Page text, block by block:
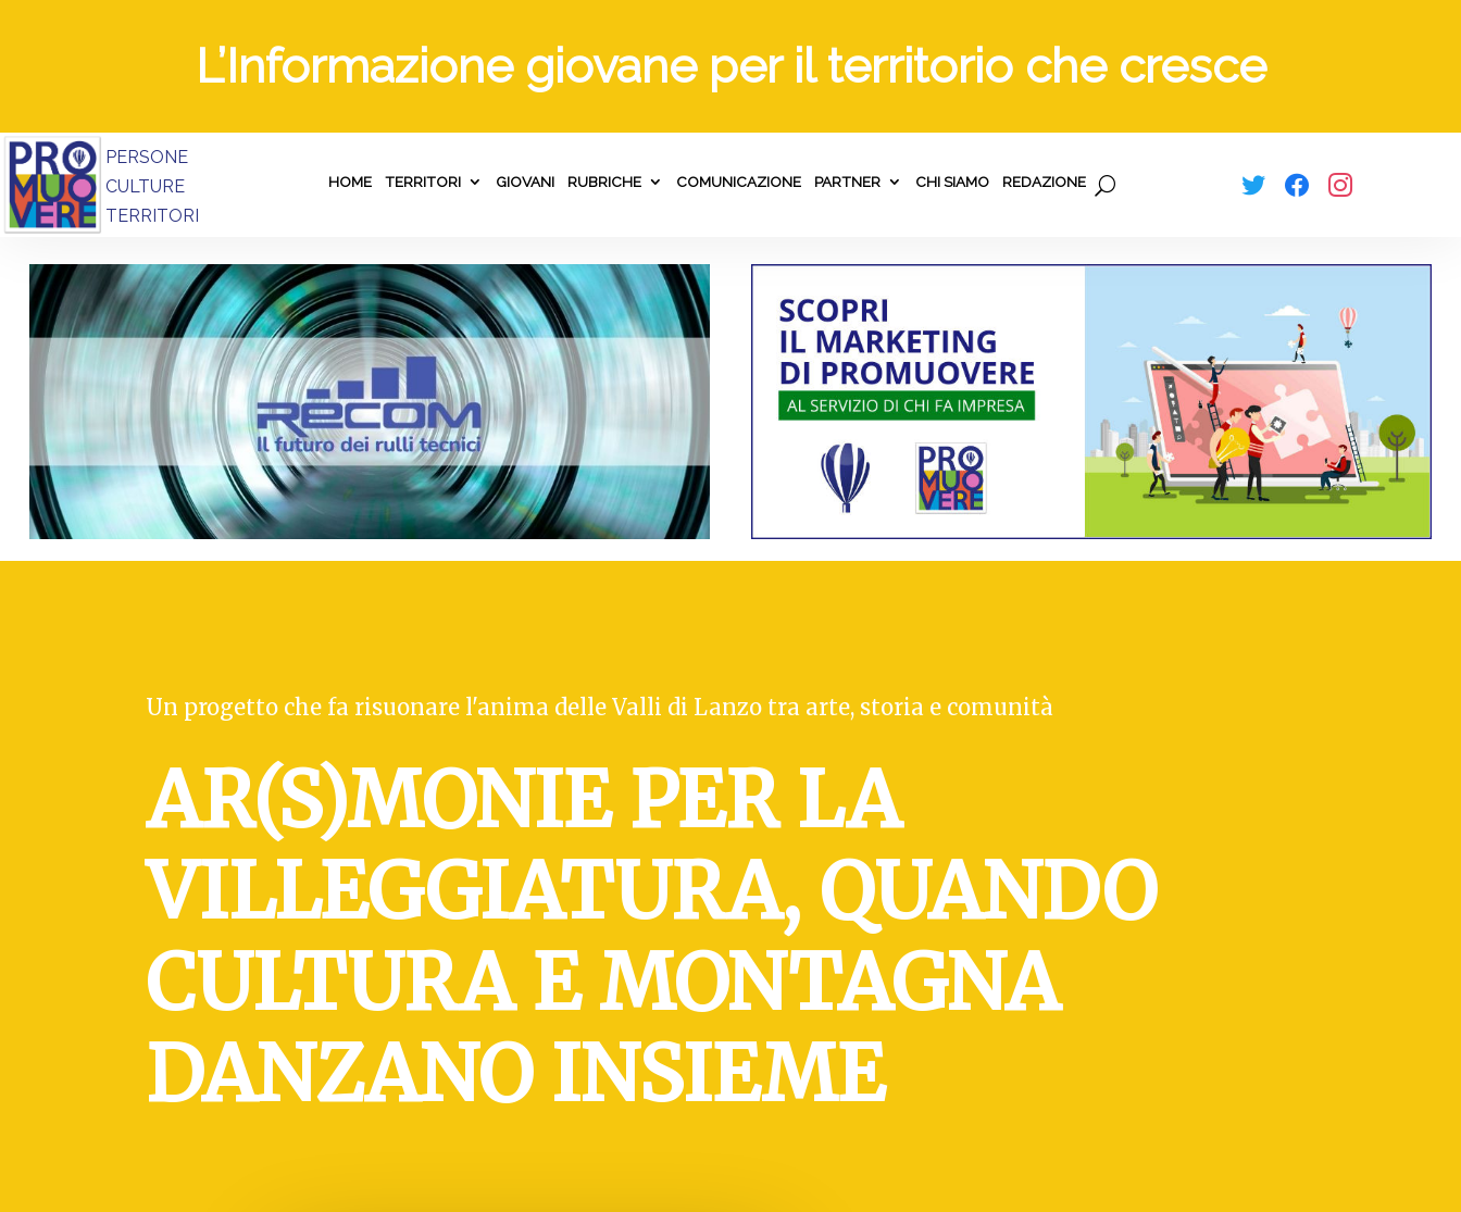
L’Informazione giovane per il territorio che cresce
PERSONE
CULTURE
TERRITORI
HOME TERRITORI GIOVANI RUBRICHE COMUNICAZIONE PARTNER CHI SIAMO REDAZIONE
Un progetto che fa risuonare l'anima delle Valli di Lanzo tra arte, storia e comunità
AR(S)MONIE PER LA
VILLEGGIATURA, QUANDO
CULTURA E MONTAGNA
DANZANO INSIEME